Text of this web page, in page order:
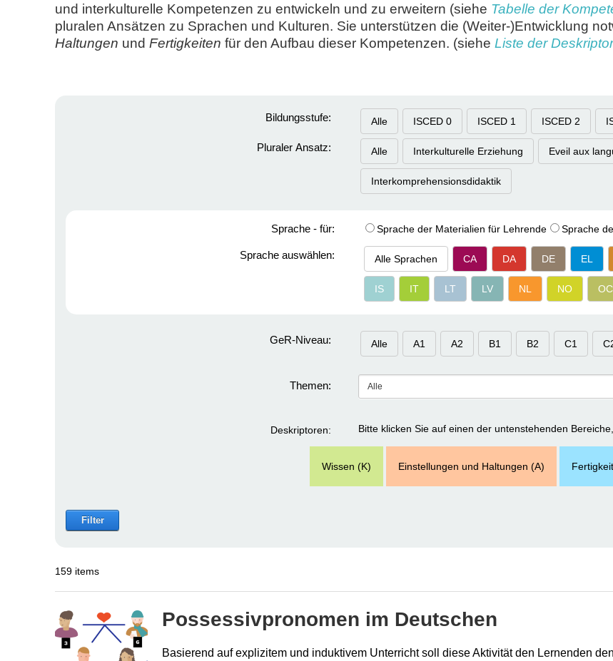
und interkulturelle Kompetenzen zu entwickeln und zu erweitern (siehe Tabelle der
pluralen Ansätzen zu Sprachen und Kulturen. Sie unterstützen die (Weiter-)Entwicklung
Haltungen und Fertigkeiten für den Aufbau dieser Kompetenzen. (siehe Liste der
Bildungsstufe: Alle ISCED 0 ISCED 1 ISCED 2
Pluraler Ansatz: Alle Interkulturelle Erziehung Eveil aux
Interkomprehensionsdidaktik
Sprache - für: Sprache der Materialien für Lehrende Sprache
Sprache auswählen: Alle Sprachen CA DA DE EL
IS IT LT LV NL NO OC
GeR-Niveau: Alle A1 A2 B1 B2 C1
Themen:
Deskriptoren: Bitte klicken Sie auf einen der untenstehenden
Wissen (K) Einstellungen und Haltungen (A)
Filter
159 items
Possessivpronomen im Deutschen
Basierend auf explizitem und induktivem Unterricht soll diese Aktivität den Lernenden